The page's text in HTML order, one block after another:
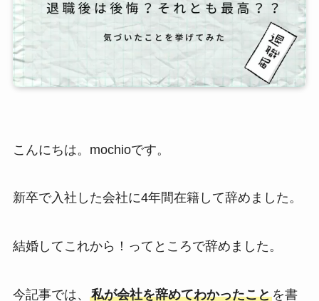
こんにちは。mochioです。
新卒で入社した会社に4年間在籍して辞めました。
結婚してこれから！ってところで辞めました。
今記事では、 私が会社を辞めてわかったことを書